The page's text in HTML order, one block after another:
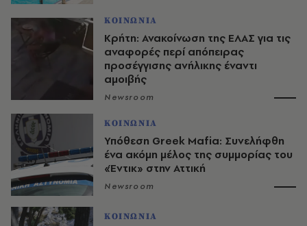
ΚΟΙΝΩΝΙΑ
Κρήτη: Ανακοίνωση της ΕΛΑΣ για τις
αναφορές περί απόπειρας
προσέγγισης ανήλικης έναντι
αμοιβής
Newsroom
ΚΟΙΝΩΝΙΑ
Υπόθεση Greek Mafia: Συνελήφθη
ένα ακόμη μέλος της συμμορίας του
«Έντικ» στην Αττική
Newsroom
ΚΟΙΝΩΝΙΑ